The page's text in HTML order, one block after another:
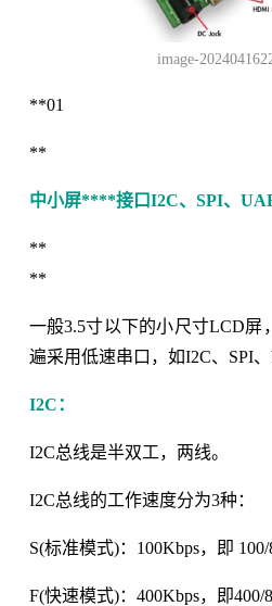
image-
**01
**
中小屏****接口I2C、SPI、
**
**
一般3.5寸以下的小尺寸LCD屏
遍采用低速串口，如I2C、SPI、
I2C：
I2C总线是半双工，两线。
I2C总线的工作速度分为3种：
S(标准模式)：100Kbps，即
F(快速模式)：400Kbps，即400/